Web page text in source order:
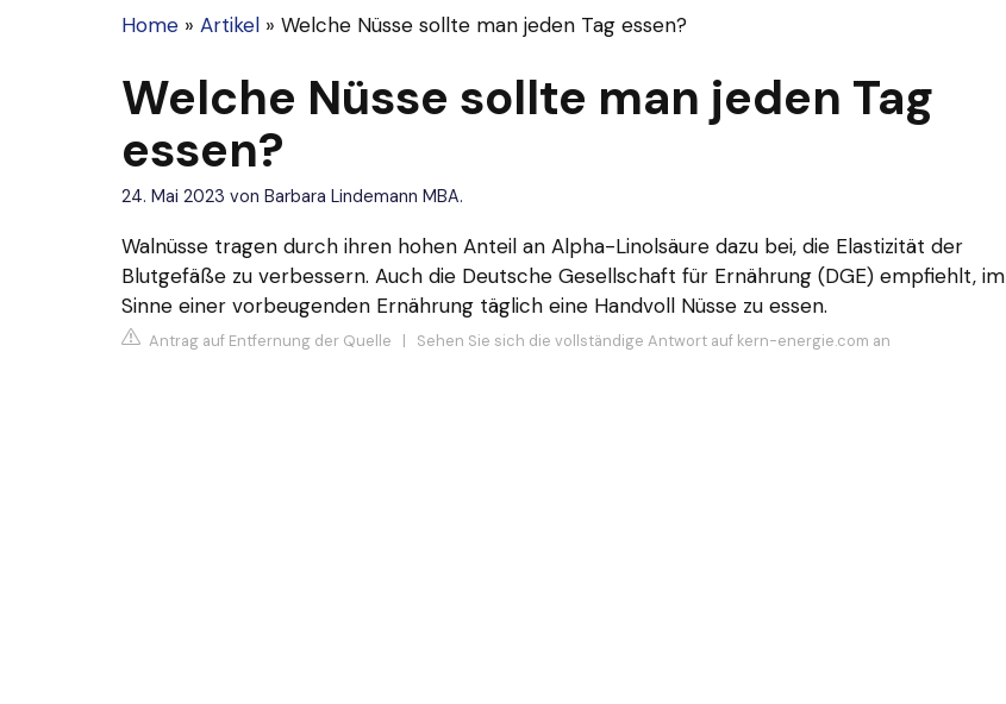
Home » Artikel » Welche Nüsse sollte man jeden Tag essen?
Welche Nüsse sollte man jeden Tag
essen?
24. Mai 2023 von Barbara Lindemann MBA.
Walnüsse tragen durch ihren hohen Anteil an Alpha-Linolsäure dazu bei, die Elastizität der
Blutgefäße zu verbessern. Auch die Deutsche Gesellschaft für Ernährung (DGE) empfiehlt, im
Sinne einer vorbeugenden Ernährung täglich eine Handvoll Nüsse zu essen.
Antrag auf Entfernung der Quelle | Sehen Sie sich die vollständige Antwort auf kern-energie.com an